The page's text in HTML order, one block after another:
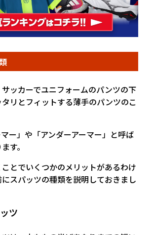
ッカーでユニフォームのパンツの下
リとフィットする薄手のパンツのこ
マー」や「アンダーアーマー」と呼ば
す。
とでいくつかのメリットがあるわけ
スパッツの種類を説明しておきまし
ツ